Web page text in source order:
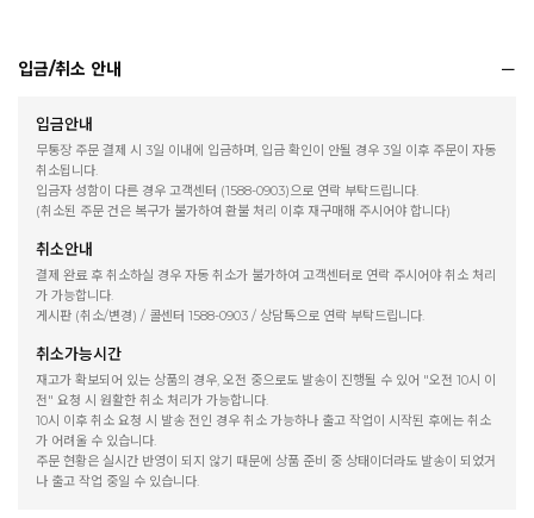
입금/취소 안내
입금안내
무통장 주문 결제 시 3일 이내에 입금하며, 입금 확인이 안될 경우 3일 이후 주문이 자동
취소됩니다.
입금자 성함이 다른 경우 고객센터 (1588-0903)으로 연락 부탁드립니다.
(취소된 주문 건은 복구가 불가하여 환불 처리 이후 재구매해 주시어야 합니다)
취소안내
결제 완료 후 취소하실 경우 자동 취소가 불가하여 고객센터로 연락 주시어야 취소 처리
가 가능합니다.
게시판 (취소/변경) / 콜센터 1588-0903 / 상담톡으로 연락 부탁드립니다.
취소가능시간
재고가 확보되어 있는 상품의 경우, 오전 중으로도 발송이 진행될 수 있어 "오전 10시 이
전" 요청 시 원활한 취소 처리가 가능합니다.
10시 이후 취소 요청 시 발송 전인 경우 취소 가능하나 출고 작업이 시작된 후에는 취소
가 어려울 수 있습니다.
주문 현황은 실시간 반영이 되지 않기 때문에 상품 준비 중 상태이더라도 발송이 되었거
나 출고 작업 중일 수 있습니다.